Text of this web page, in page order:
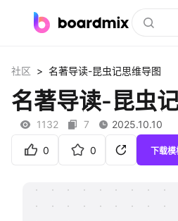
社区资源
下载
社区 > 名著导读-昆虫记思维导图
名著导读-昆虫
1132 7 2025.10.10
0 0 下载模